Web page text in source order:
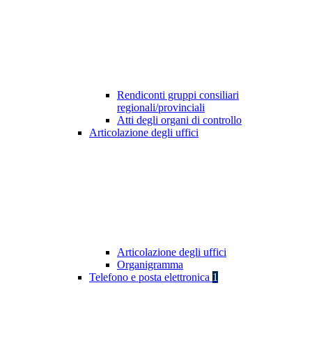
Rendiconti gruppi consiliari
regionali/provinciali
Atti degli organi di controllo
Articolazione degli uffici
Articolazione degli uffici
Organigramma
Telefono e posta elettronica 1